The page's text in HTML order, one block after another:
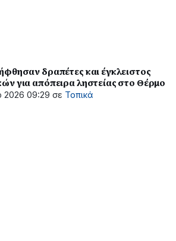
δραπέτες και έγκλειστος
για απόπειρα ληστείας στο Θέρμο
2026 09:29 σε Τοπικά